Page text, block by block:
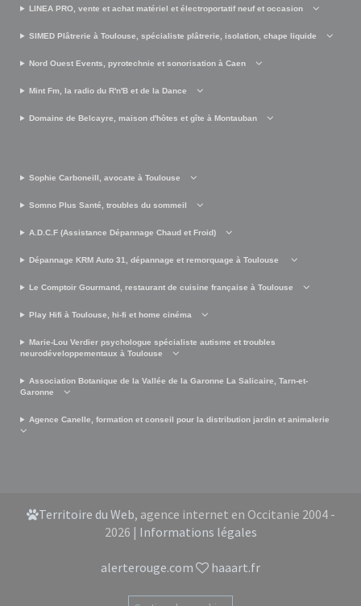
LINEA PRO, vente et achat matériel et électroportatif neuf et occasion
SIMED Plâtrerie à Toulouse, spécialiste plâtrerie, isolation, chape liquide
Nord Ouest Events, pyrotechnie et sonorisation à Caen
Mint Fm, la radio du R'n'B et de la Dance
Domaine de Belcayre, maison d'hôtes et gîte à Montauban
Sophie Carboneill, avocate à Toulouse
Somno Plus Santé, troubles du sommeil
A.D.C.F (Assistance Dépannage Chaud et Froid)
Dépannage KRM Auto 31, dépannage et remorquage à Toulouse
Le Comptoir Gourmand, restaurant de cuisine française à Toulouse
Play Hifi à Toulouse, hi-fi et home cinéma
Marie-Lou Verdier psychologue spécialiste autisme et troubles
neurodéveloppementaux à Toulouse
Association Botanique de la Vallée de la Garonne La Salicaire, Tarn-et-
Garonne
Agence Canelle, formation et conseil pour la distribution jardin et animalerie
Territoire du Web, agence internet en Occitanie 2004 -
2026 | Informations légales
alerterouge.com haaart.fr